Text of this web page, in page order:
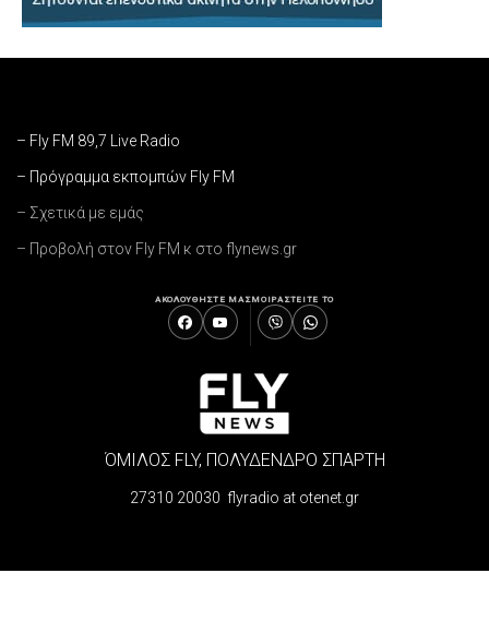
– Fly FM 89,7 Live Radio
– Πρόγραμμα εκπομπών Fly FM
– Σχετικά με εμάς
– Προβολή στον Fly FM κ στο flynews.gr
ΑΚΟΛΟΥΘΗΣΤΕ ΜΑΣΜΟΙΡΑΣΤΕΙΤΕ ΤΟ
ΌΜΙΛΟΣ FLY, ΠΟΛΥΔΕΝΔΡΟ ΣΠΑΡΤΗ
27310 20030 flyradio at otenet.gr